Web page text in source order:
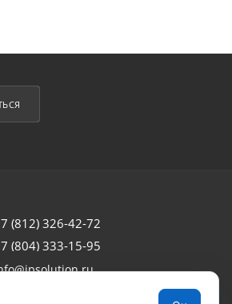
(812) 326-42-72
(804) 333-15-95